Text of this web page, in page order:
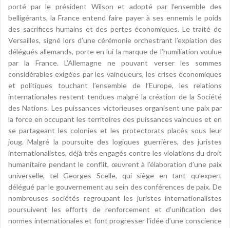
porté par le président Wilson et adopté par l’ensemble des
belligérants, la France entend faire payer à ses ennemis le poids
des sacrifices humains et des pertes économiques. Le traité de
Versailles, signé lors d’une cérémonie orchestrant l’expiation des
délégués allemands, porte en lui la marque de l’humiliation voulue
par la France. L’Allemagne ne pouvant verser les sommes
considérables exigées par les vainqueurs, les crises économiques
et politiques touchant l’ensemble de l’Europe, les relations
internationales restent tendues malgré la création de la Société
des Nations. Les puissances victorieuses organisent une paix par
la force en occupant les territoires des puissances vaincues et en
se partageant les colonies et les protectorats placés sous leur
joug. Malgré la poursuite des logiques guerrières, des juristes
internationalistes, déjà très engagés contre les violations du droit
humanitaire pendant le conflit, œuvrent à l’élaboration d’une paix
universelle, tel Georges Scelle, qui siège en tant qu’expert
délégué par le gouvernement au sein des conférences de paix. De
nombreuses sociétés regroupant les juristes internationalistes
poursuivent les efforts de renforcement et d’unification des
normes internationales et font progresser l’idée d’une conscience